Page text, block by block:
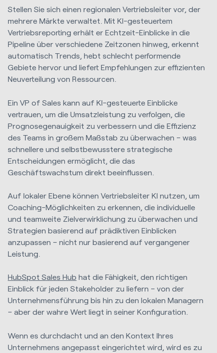
Stellen Sie sich einen regionalen Vertriebsleiter vor, der
mehrere Märkte verwaltet. Mit KI-gesteuertem
Vertriebsreporting erhält er Echtzeit-Einblicke in die
Pipeline über verschiedene Zeitzonen hinweg, erkennt
automatisch Trends, hebt schlecht performende
Gebiete hervor und liefert Empfehlungen zur effizienten
Neuverteilung von Ressourcen.
Ein VP of Sales kann auf KI-gesteuerte Einblicke
vertrauen, um die Umsatzleistung zu verfolgen, die
Prognosegenauigkeit zu verbessern und die Effizienz
des Teams in großem Maßstab zu überwachen – was
schnellere und selbstbewusstere strategische
Entscheidungen ermöglicht, die das
Geschäftswachstum direkt beeinflussen.
Auf lokaler Ebene können Vertriebsleiter KI nutzen, um
Coaching-Möglichkeiten zu erkennen, die individuelle
und teamweite Zielverwirklichung zu überwachen und
Strategien basierend auf prädiktiven Einblicken
anzupassen – nicht nur basierend auf vergangener
Leistung.
HubSpot Sales Hub hat die Fähigkeit, den richtigen
Einblick für jeden Stakeholder zu liefern – von der
Unternehmensführung bis hin zu den lokalen Managern
– aber der wahre Wert liegt in seiner Konfiguration.
Wenn es durchdacht und an den Kontext Ihres
Unternehmens angepasst eingerichtet wird, wird es zu